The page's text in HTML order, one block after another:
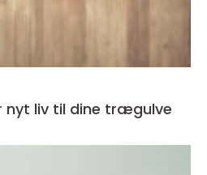
nyt liv til dine trægulve